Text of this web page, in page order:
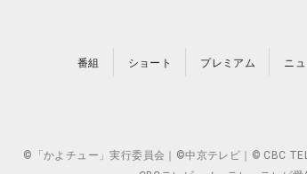
番組 ショート プレミアム ニ
©「かよチュー」実行委員会｜©中京テレビ｜© CBC